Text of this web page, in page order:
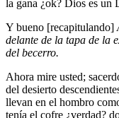
la gana ¿ok? Dios es un
Y bueno [recapitulando]
delante de la tapa de la
del becerro.
Ahora mire usted;
del desierto
llevan en el hombro
tenía el cofre ¿verdad?